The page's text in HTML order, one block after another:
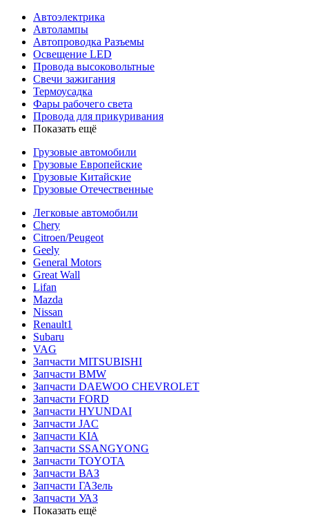
Автоэлектрика
Автолампы
Автопроводка Разъемы
Освещение LED
Провода высоковольтные
Свечи зажигания
Термоусадка
Фары рабочего света
Провода для прикуривания
Показать ещё
Грузовые автомобили
Грузовые Европейские
Грузовые Китайские
Грузовые Отечественные
Легковые автомобили
Chery
Citroen/Peugeot
Geely
General Motors
Great Wall
Lifan
Mazda
Nissan
Renault1
Subaru
VAG
Запчасти MITSUBISHI
Запчасти BMW
Запчасти DAEWOO CHEVROLET
Запчасти FORD
Запчасти HYUNDAI
Запчасти JAC
Запчасти KIA
Запчасти SSANGYONG
Запчасти TOYOTA
Запчасти ВАЗ
Запчасти ГАЗель
Запчасти УАЗ
Показать ещё